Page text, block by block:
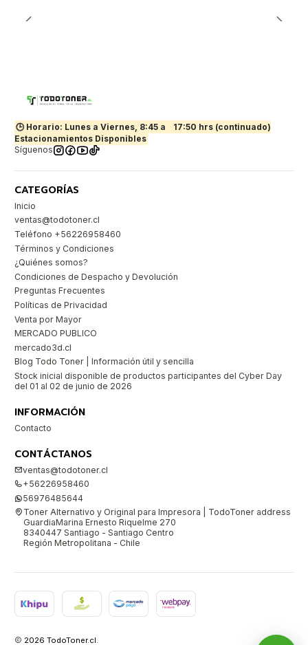
🕒 Horario: Lunes a Viernes, 8:45 a
17:50 hrs (continuado)
Estacionamientos Disponibles
Síguenos
CATEGORÍAS
Inicio
ventas@todotoner.cl
Teléfono +56226958460
Términos y Condiciones
¿Quiénes somos?
Condiciones de Despacho y Devolución
Preguntas Frecuentes
Políticas de Privacidad
Venta por Mayor
MERCADO PUBLICO
mercado3d.cl
Blog Todo Toner | Información útil y sencilla
Stock inicial disponible de productos participantes del Cyber Day
del 01 al 02 de junio de 2026
INFORMACIÓN
Contacto
CONTÁCTANOS
ventas@todotoner.cl
+56226958460
56976485644
Toner Alternativo y Original para Impresora | TodoToner address
GuardiaMarina Ernesto Riquelme 270
8340447 Santiago - Santiago Centro
Región Metropolitana - Chile
2026 TodoToner.cl.